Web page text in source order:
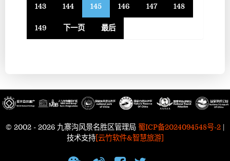
143 144 145 146 147 148
149 下一页 最后
© 2002 - 2026 九寨沟风景名胜区管理局 蜀ICP备2024094548号-2 |
技术支持[云竹软件&智慧旅游]